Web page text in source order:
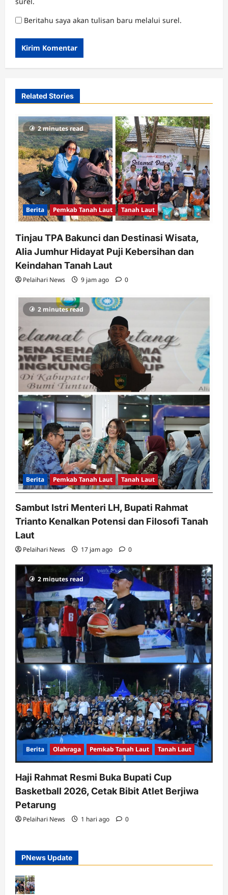
Beritahu saya akan tulisan baru melalui surel.
Related Stories
2 minutes read
Berita Pemkab Tanah Laut Tanah Laut
Tinjau TPA Bakunci dan Destinasi Wisata,
Alia Jumhur Hidayat Puji Kebersihan dan
Keindahan Tanah Laut
Pelaihari News 9 jam ago 0
2 minutes read
Berita Pemkab Tanah Laut Tanah Laut
Sambut Istri Menteri LH, Bupati Rahmat
Trianto Kenalkan Potensi dan Filosofi Tanah
Laut
Pelaihari News 17 jam ago 0
2 minutes read
Berita Olahraga Pemkab Tanah Laut Tanah Laut
Haji Rahmat Resmi Buka Bupati Cup
Basketball 2026, Cetak Bibit Atlet Berjiwa
Petarung
Pelaihari News 1 hari ago 0
PNews Update